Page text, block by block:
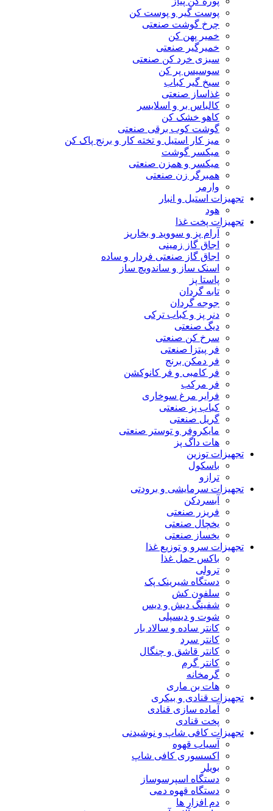
پوست گیر و پوست کن
چرخ گوشت صنعتی
خمیر پهن کن
خمیرگیر صنعتی
سبزی خرد کن صنعتی
سوسیس پر کن
سیخ گیر کباب
غذاساز صنعتی
کالباس بر و اسلایسر
کاهو خشک کن
گوشت کوب برقی صنعتی
میز کار استیل و تخته کار و برنج پاک کن
میکسر گوشت
میکسر و همزن صنعتی
همبرگر زن صنعتی
وارمر
تجهیزات استیل و انبار
هود
تجهیزات پخت غذا
آرام پز و سووید و بخارپز
اجاق گاز زمینی
اجاق گاز صنعتی فردار و ساده
اسنک ساز و ساندویچ ساز
پاستا پز
تابه گردان
جوجه گردان
دنر پز و کباب ترکی
دیگ صنعتی
سرخ کن صنعتی
فر پیتزا صنعتی
فر دمکن برنج
فر کامبی و فر کانوکشن
فر مرکب
فرایر مرغ سوخاری
کباب پز صنعتی
گریل صنعتی
مایکروفر و توستر صنعتی
هات داگ پز
تجهیزات توزین
باسکول
ترازو
تجهیزات سرمایشی و برودتی
آبسردکن
فریزر صنعتی
یخچال صنعتی
یخساز صنعتی
تجهیزات سرو و توزیع غذا
باکس حمل غذا
ترولی
دستگاه شیرینک پک
سلفون کش
شفینگ دیش و دیس
شوت و دیسپلی
کانتر ساده و سالاد بار
کانتر سرد
کانتر قاشق و چنگال
کانتر گرم
گرمخانه
هات بن ماری
تجهیزات قنادی و بیکری
آماده سازی قنادی
پخت قنادی
تجهیزات کافی شاپ و نوشیدنی
آسیاب قهوه
اکسسوری کافی شاپ
بویلر
دستگاه اسپرسوساز
دستگاه قهوه دمی
دم افزار ها